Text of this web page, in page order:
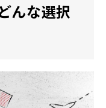
んな選択